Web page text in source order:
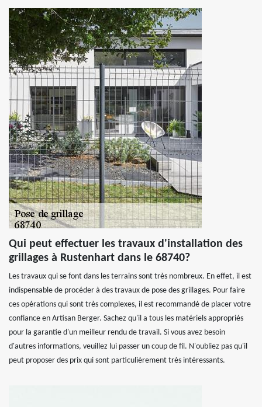
Qui peut effectuer les travaux d'installation des
grillages à Rustenhart dans le 68740?
Les travaux qui se font dans les terrains sont très nombreux. En effet, il est
indispensable de procéder à des travaux de pose des grillages. Pour faire
ces opérations qui sont très complexes, il est recommandé de placer votre
confiance en Artisan Berger. Sachez qu'il a tous les matériels appropriés
pour la garantie d'un meilleur rendu de travail. Si vous avez besoin
d'autres informations, veuillez lui passer un coup de fil. N'oubliez pas qu'il
peut proposer des prix qui sont particulièrement très intéressants.